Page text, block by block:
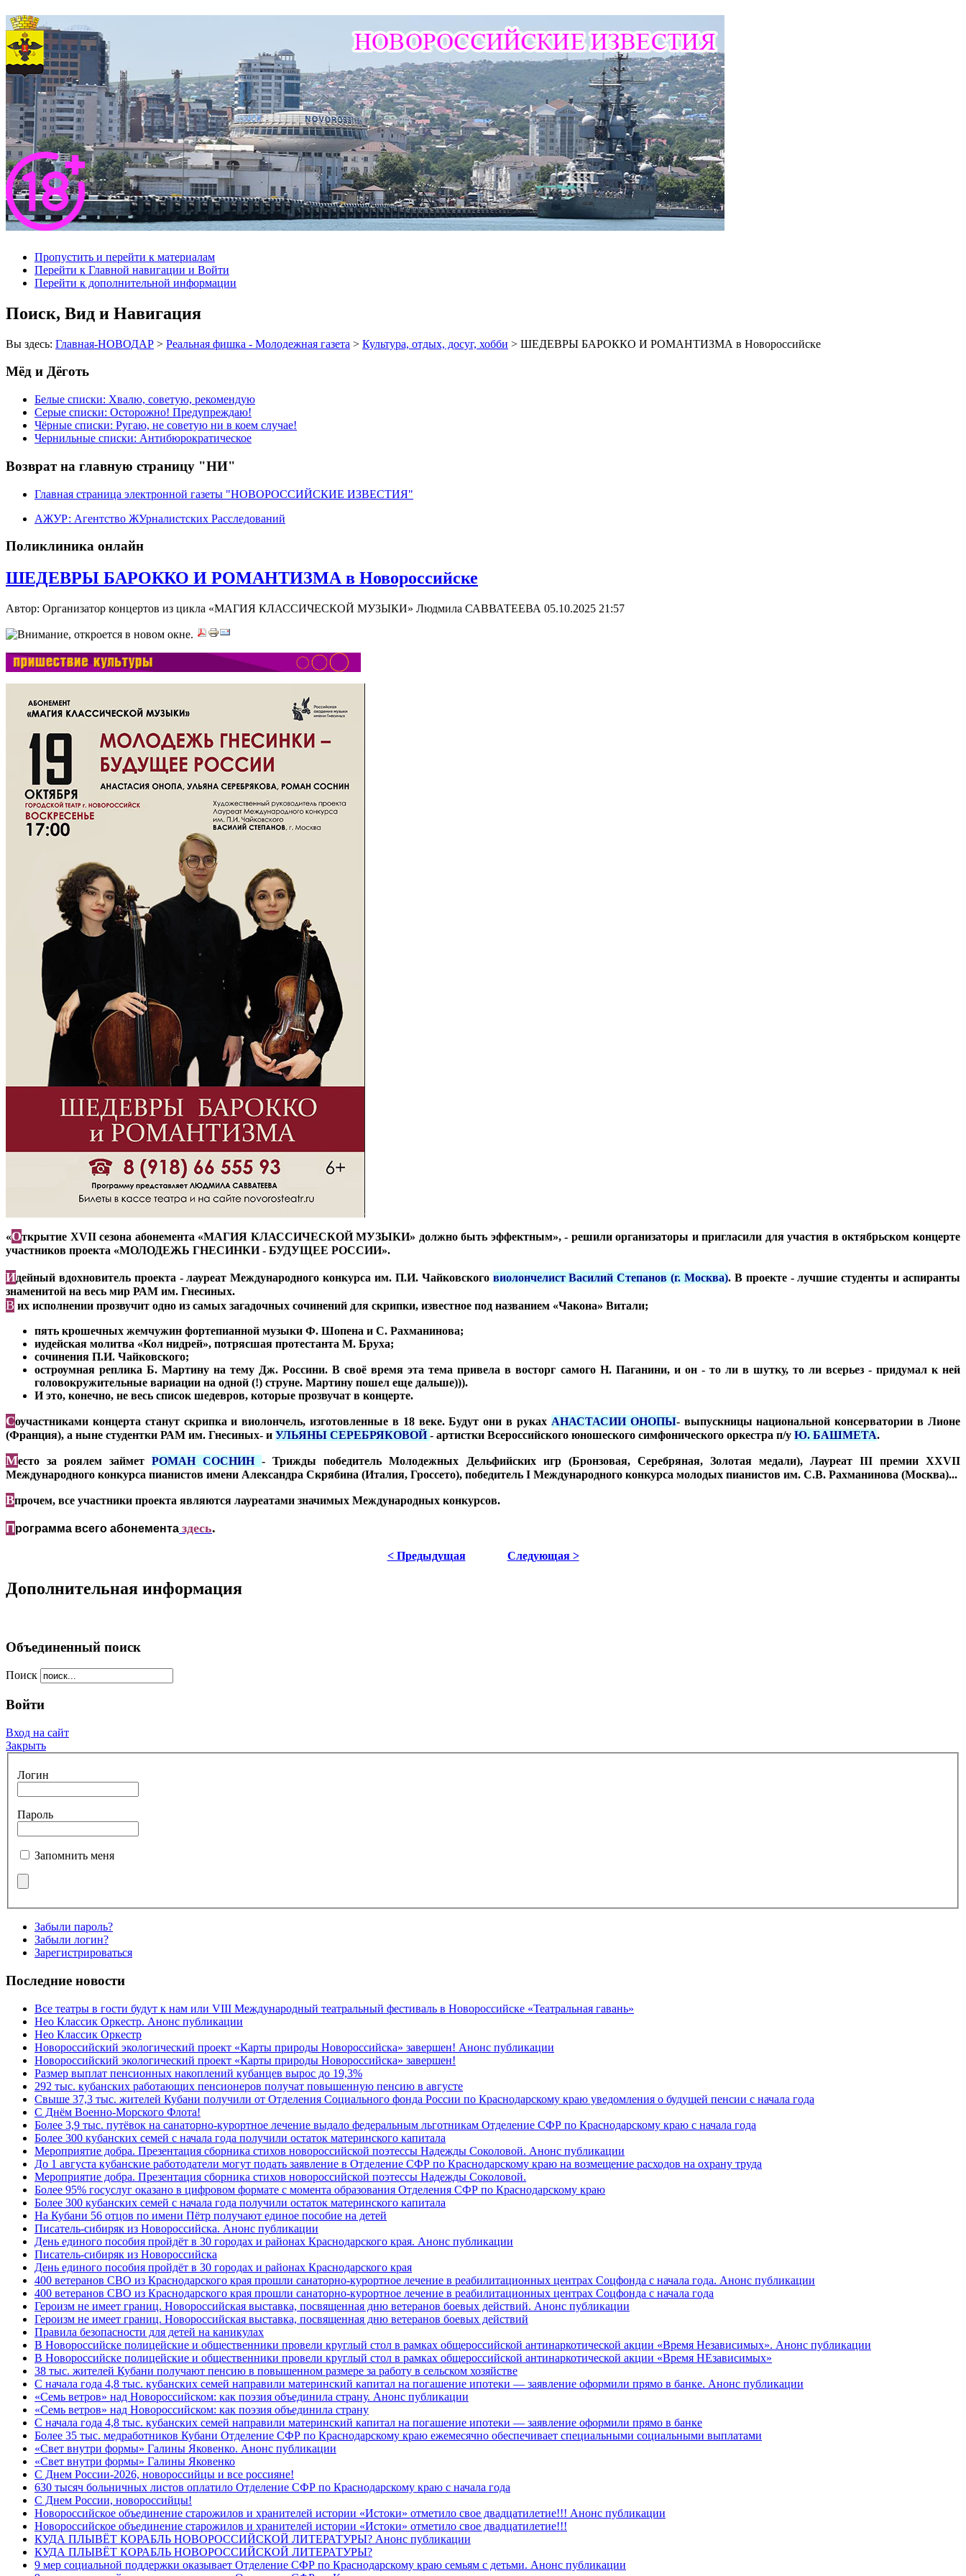
Пропустить и перейти к материалам
Перейти к Главной навигации и Войти
Перейти к дополнительной информации
Поиск, Вид и Навигация
Вы здесь: Главная-НОВОДАР > Реальная фишка - Молодежная газета > Культура, отдых, досуг, хобби > ШЕДЕВРЫ БАРОККО И РОМАНТИЗМА в Новороссийске
Мёд и Дёготь
Белые списки: Хвалю, советую, рекомендую
Серые списки: Осторожно! Предупреждаю!
Чёрные списки: Ругаю, не советую ни в коем случае!
Чернильные списки: Антибюрократическое
Возврат на главную страницу "НИ"
Главная страница электронной газеты "НОВОРОССИЙСКИЕ ИЗВЕСТИЯ"
АЖУР: Агентство ЖУрналистских Расследований
Поликлиника онлайн
ШЕДЕВРЫ БАРОККО И РОМАНТИЗМА в Новороссийске
Автор: Организатор концертов из цикла «МАГИЯ КЛАССИЧЕСКОЙ МУЗЫКИ» Людмила САВВАТЕЕВА 05.10.2025 21:57
«Открытие XVII сезона абонемента «МАГИЯ КЛАССИЧЕСКОЙ МУЗЫКИ» должно быть эффектным», - решили организаторы и пригласили для участия в октябрьском концерте
участников проекта «МОЛОДЕЖЬ ГНЕСИНКИ - БУДУЩЕЕ РОССИИ».
Идейный вдохновитель проекта - лауреат Международного конкурса им. П.И. Чайковского виолончелист Василий Степанов (г. Москва). В проекте - лучшие студенты и аспиранты
знаменитой на весь мир РАМ им. Гнесиных.
В их исполнении прозвучит одно из самых загадочных сочинений для скрипки, известное под названием «Чакона» Витали;
пять крошечных жемчужин фортепианной музыки Ф. Шопена и С. Рахманинова;
иудейская молитва «Кол нидрей», потрясшая протестанта М. Бруха;
сочинения П.И. Чайковского;
остроумная реплика Б. Мартину на тему Дж. Россини. В своё время эта тема привела в восторг самого Н. Паганини, и он - то ли в шутку, то ли всерьез - придумал к ней
головокружительные вариации на одной (!) струне. Мартину пошел еще дальше))).
И это, конечно, не весь список шедевров, которые прозвучат в концерте.
Соучастниками концерта станут скрипка и виолончель, изготовленные в 18 веке. Будут они в руках АНАСТАСИИ ОНОПЫ- выпускницы национальной консерватории в Лионе
(Франция), а ныне студентки РАМ им. Гнесиных- и УЛЬЯНЫ СЕРЕБРЯКОВОЙ- артистки Всероссийского юношеского симфонического оркестра п/у Ю. БАШМЕТА.
Место за роялем займетРОМАН СОСНИН- Трижды победитель Молодежных Дельфийских игр (Бронзовая, Серебряная, Золотая медали), Лауреат III премии XXVII
Международного конкурса пианистов имени Александра Скрябина (Италия, Гроссето), победитель I Международного конкурса молодых пианистов им. С.В. Рахманинова (Москва)...
Впрочем, все участники проекта являются лауреатами значимых Международных конкурсов.
Программа всего абонемента здесь.
< Предыдущая Следующая >
Дополнительная информация
Объединенный поиск
Поиск
Войти
Вход на сайт
Закрыть
Логин
Пароль
Запомнить меня
Забыли пароль?
Забыли логин?
Зарегистрироваться
Последние новости
Все театры в гости будут к нам или VIII Международный театральный фестиваль в Новороссийске «Театральная гавань»
Нео Классик Оркестр. Анонс публикации
Нео Классик Оркестр
Новороссийский экологический проект «Карты природы Новороссийска» завершен! Анонс публикации
Новороссийский экологический проект «Карты природы Новороссийска» завершен!
Размер выплат пенсионных накоплений кубанцев вырос до 19,3%
292 тыс. кубанских работающих пенсионеров получат повышенную пенсию в августе
Свыше 37,3 тыс. жителей Кубани получили от Отделения Социального фонда России по Краснодарскому краю уведомления о будущей пенсии с начала года
C Днём Военно-Морского Флота!
Более 3,9 тыс. путёвок на санаторно-курортное лечение выдало федеральным льготникам Отделение СФР по Краснодарскому краю с начала года
Более 300 кубанских семей с начала года получили остаток материнского капитала
Мероприятие добра. Презентация сборника стихов новороссийской поэтессы Надежды Соколовой. Анонс публикации
До 1 августа кубанские работодатели могут подать заявление в Отделение СФР по Краснодарскому краю на возмещение расходов на охрану труда
Мероприятие добра. Презентация сборника стихов новороссийской поэтессы Надежды Соколовой.
Более 95% госуслуг оказано в цифровом формате с момента образования Отделения СФР по Краснодарскому краю
Более 300 кубанских семей с начала года получили остаток материнского капитала
На Кубани 56 отцов по имени Пётр получают единое пособие на детей
Писатель-сибиряк из Новороссийска. Анонс публикации
День единого пособия пройдёт в 30 городах и районах Краснодарского края. Анонс публикации
Писатель-сибиряк из Новороссийска
День единого пособия пройдёт в 30 городах и районах Краснодарского края
400 ветеранов СВО из Краснодарского края прошли санаторно-курортное лечение в реабилитационных центрах Соцфонда с начала года. Анонс публикации
400 ветеранов СВО из Краснодарского края прошли санаторно-курортное лечение в реабилитационных центрах Соцфонда с начала года
Героизм не имеет границ. Новороссийская выставка, посвященная дню ветеранов боевых действий. Анонс публикации
Героизм не имеет границ. Новороссийская выставка, посвященная дню ветеранов боевых действий
Правила безопасности для детей на каникулах
В Новороссийске полицейские и общественники провели круглый стол в рамках общероссийской антинаркотической акции «Время Независимых». Анонс публикации
В Новороссийске полицейские и общественники провели круглый стол в рамках общероссийской антинаркотической акции «Время НЕзависимых»
38 тыс. жителей Кубани получают пенсию в повышенном размере за работу в сельском хозяйстве
С начала года 4,8 тыс. кубанских семей направили материнский капитал на погашение ипотеки — заявление оформили прямо в банке. Анонс публикации
«Семь ветров» над Новороссийском: как поэзия объединила страну. Анонс публикации
«Семь ветров» над Новороссийском: как поэзия объединила страну
С начала года 4,8 тыс. кубанских семей направили материнский капитал на погашение ипотеки — заявление оформили прямо в банке
Более 35 тыс. медработников Кубани Отделение СФР по Краснодарскому краю ежемесячно обеспечивает специальными социальными выплатами
«Свет внутри формы» Галины Яковенко. Анонс публикации
«Свет внутри формы» Галины Яковенко
C Днем России-2026, новороссийцы и все россияне!
630 тысяч больничных листов оплатило Отделение СФР по Краснодарскому краю с начала года
C Днем России, новороссийцы!
Новороссийское объединение старожилов и хранителей истории «Истоки» отметило свое двадцатилетие!!! Анонс публикации
Новороссийское объединение старожилов и хранителей истории «Истоки» отметило свое двадцатилетие!!!
КУДА ПЛЫВЁТ КОРАБЛЬ НОВОРОССИЙСКОЙ ЛИТЕРАТУРЫ? Анонс публикации
КУДА ПЛЫВЁТ КОРАБЛЬ НОВОРОССИЙСКОЙ ЛИТЕРАТУРЫ?
9 мер социальной поддержки оказывает Отделение СФР по Краснодарскому краю семьям с детьми. Анонс публикации